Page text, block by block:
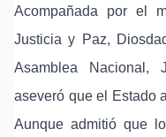
Acompañada por el
Justicia y Paz,
Asamblea Nacional,
aseveró que el Estado
Aunque admitió que